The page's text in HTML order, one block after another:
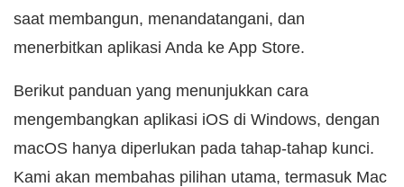
saat membangun, menandatangani, dan
menerbitkan aplikasi Anda ke App Store.
Berikut panduan yang menunjukkan cara
mengembangkan aplikasi iOS di Windows, dengan
macOS hanya diperlukan pada tahap-tahap kunci.
Kami akan membahas pilihan utama, termasuk Mac